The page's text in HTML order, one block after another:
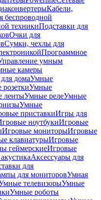
Кабели,
беспроводной
техникиПодставки для
Очки для
Сумки, чехлы для
Программное
умным
камеры
домаУмные
Умные
лентыУмные релеУмные
Умные
приставкиИгры для
ноутбукиИгровые
Игровые мониторыИгровые
клавиатурыИгровые
геймерскиеИгровые
Аксессуары для
для
для мониторовУмная
телевизорыУмные
Умные роботы